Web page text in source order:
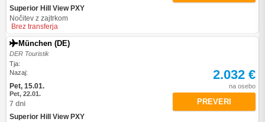
Superior Hill View PXY
Nočitev z zajtrkom
Brez transferja
München (DE)
DER Touristik
Tja:
Nazaj:
Pet, 15.01.
Pet, 22.01.
7 dni
Superior Hill View PXY
2.032 €
na osebo
PREVERI